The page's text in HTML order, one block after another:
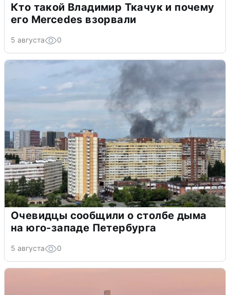
Кто такой Владимир Ткачук и почему
его Mercedes взорвали
5 августа 0
Очевидцы сообщили о столбе дыма
на юго-западе Петербурга
5 августа 0